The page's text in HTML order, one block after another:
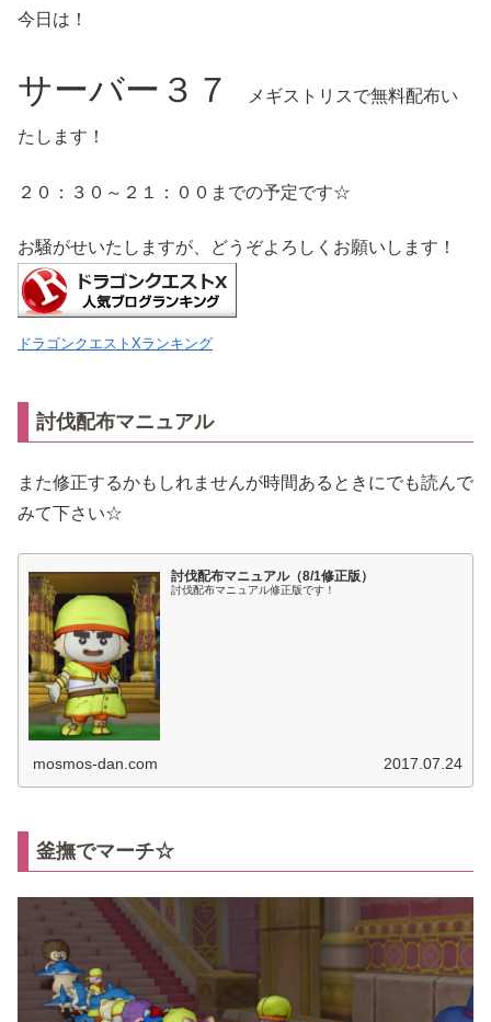
今日は！
サーバー３７ メギストリスで無料配布い
たします！
２０：３０～２１：００までの予定です☆
お騒がせいたしますが、どうぞよろしくお願いします！
ドラゴンクエストXランキング
討伐配布マニュアル
また修正するかもしれませんが時間あるときにでも読んで
みて下さい☆
討伐配布マニュアル（8/1修正版）
討伐配布マニュアル修正版です！
mosmos-dan.com 2017.07.24
釜撫でマーチ☆